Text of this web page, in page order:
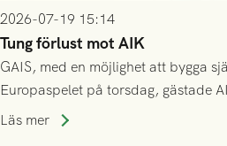
2026-07-19 15:14
Tung förlust mot AIK
GAIS, med en möjlighet att bygga
Europaspelet på torsdag, gästade
Stockholm . Men trots konstant
Läs mer